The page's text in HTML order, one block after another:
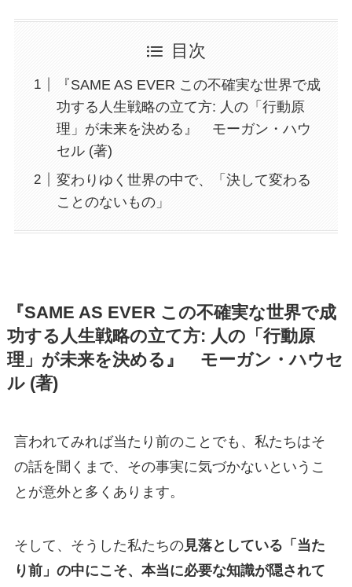
目次
『SAME AS EVER この不確実な世界で成
功する人生戦略の立て方: 人の「行動原
理」が未来を決める』 モーガン・ハウ
セル (著)
変わりゆく世界の中で、「決して変わる
ことのないもの」
『SAME AS EVER この不確実な世界で成
功する人生戦略の立て方: 人の「行動原
理」が未来を決める』 モーガン・ハウセ
ル (著)
言われてみれば当たり前のことでも、私たちはそ
の話を聞くまで、その事実に気づかないというこ
とが意外と多くあります。
そして、そうした私たちの見落としている「当た
り前」の中にこそ、本当に必要な知識が隠されて